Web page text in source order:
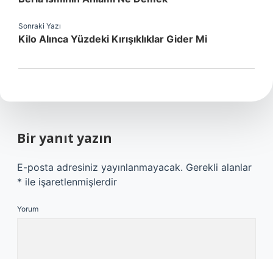
Sonraki Yazı
Kilo Alınca Yüzdeki Kırışıklıklar Gider Mi
Bir yanıt yazın
E-posta adresiniz yayınlanmayacak. Gerekli alanlar
* ile işaretlenmişlerdir
Yorum